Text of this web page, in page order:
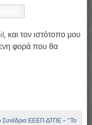
και τον ιστότοπο μου
φορά που θα
Συνέδριο ΕΕΕΠ-ΔΤΠΕ – “Το